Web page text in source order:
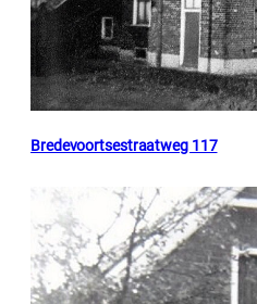
Bredevoortsestraatweg 117